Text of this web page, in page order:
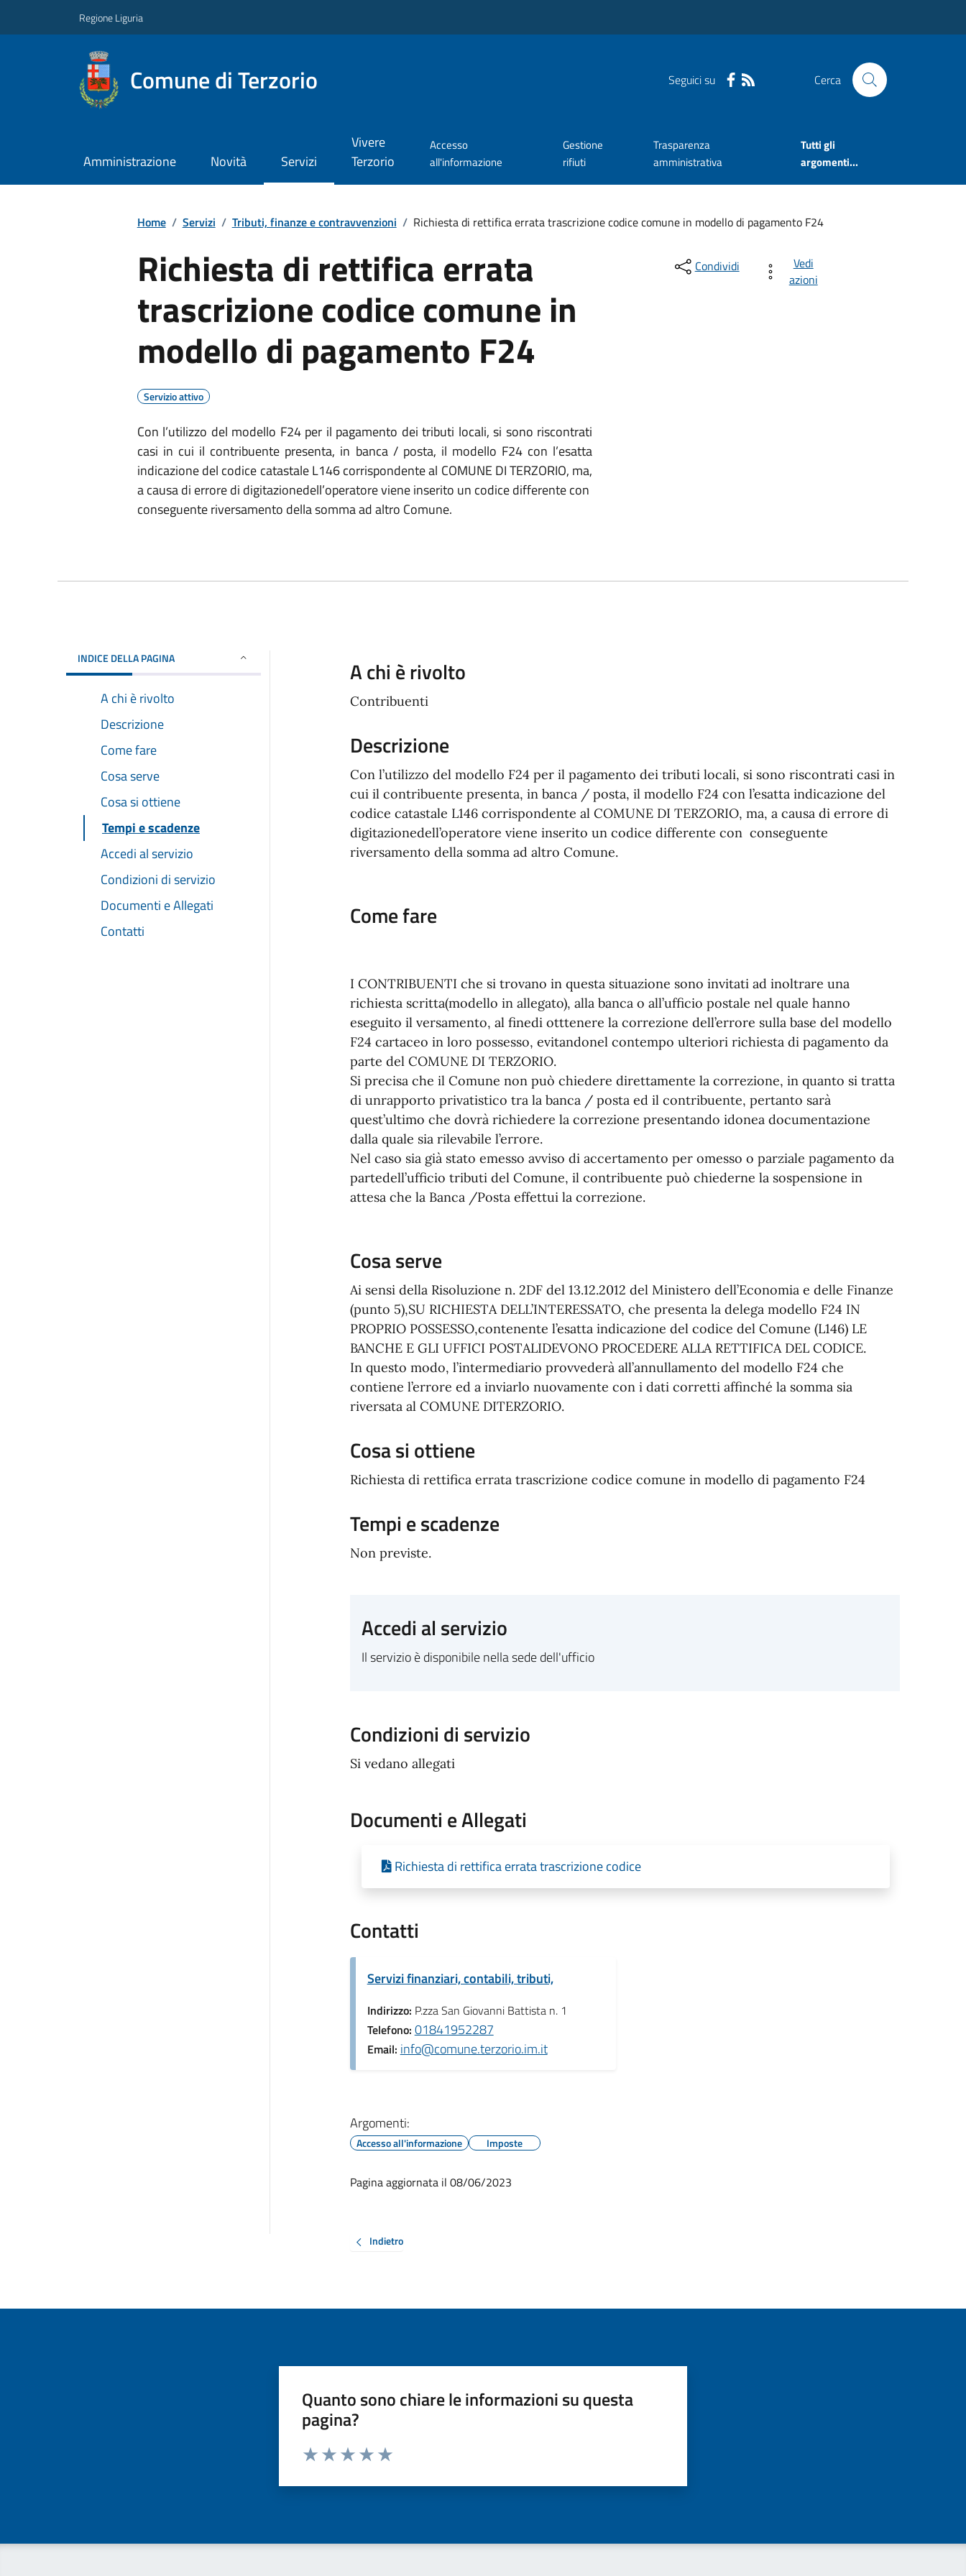
Regione Liguria
Comune di Terzorio Seguici su Cerca
Amministrazione Novità Servizi
Vivere
Terzorio
Accesso
all'informazione
Gestione
rifiuti
Trasparenza
amministrativa
Tutti gli
argomenti...
Home / Servizi / Tributi, finanze e contravvenzioni / Richiesta di rettifica errata trascrizione codice comune in modello di pagamento F24
Richiesta di rettifica errata
trascrizione codice comune in
modello di pagamento F24
Servizio attivo
Con l’utilizzo del modello F24 per il pagamento dei tributi locali, si sono riscontrati
casi in cui il contribuente presenta, in banca / posta, il modello F24 con l’esatta
indicazione del codice catastale L146 corrispondente al COMUNE DI TERZORIO, ma,
a causa di errore di digitazionedell’operatore viene inserito un codice differente con
conseguente riversamento della somma ad altro Comune.
Condividi
Vedi
azioni
INDICE DELLA PAGINA
A chi è rivolto
Descrizione
Come fare
Cosa serve
Cosa si ottiene
Tempi e scadenze
Accedi al servizio
Condizioni di servizio
Documenti e Allegati
Contatti
A chi è rivolto
Contribuenti
Descrizione
Con l’utilizzo del modello F24 per il pagamento dei tributi locali, si sono riscontrati casi in
cui il contribuente presenta, in banca / posta, il modello F24 con l’esatta indicazione del
codice catastale L146 corrispondente al COMUNE DI TERZORIO, ma, a causa di errore di
digitazionedell’operatore viene inserito un codice differente con conseguente
riversamento della somma ad altro Comune.
Come fare
I CONTRIBUENTI che si trovano in questa situazione sono invitati ad inoltrare una
richiesta scritta(modello in allegato), alla banca o all’ufficio postale nel quale hanno
eseguito il versamento, al finedi otttenere la correzione dell’errore sulla base del modello
F24 cartaceo in loro possesso, evitandonel contempo ulteriori richiesta di pagamento da
parte del COMUNE DI TERZORIO.
Si precisa che il Comune non può chiedere direttamente la correzione, in quanto si tratta
di unrapporto privatistico tra la banca / posta ed il contribuente, pertanto sarà
quest’ultimo che dovrà richiedere la correzione presentando idonea documentazione
dalla quale sia rilevabile l’errore.
Nel caso sia già stato emesso avviso di accertamento per omesso o parziale pagamento da
partedell’ufficio tributi del Comune, il contribuente può chiederne la sospensione in
attesa che la Banca /Posta effettui la correzione.
Cosa serve
Ai sensi della Risoluzione n. 2DF del 13.12.2012 del Ministero dell’Economia e delle Finanze
(punto 5),SU RICHIESTA DELL’INTERESSATO, che presenta la delega modello F24 IN
PROPRIO POSSESSO,contenente l’esatta indicazione del codice del Comune (L146) LE
BANCHE E GLI UFFICI POSTALIDEVONO PROCEDERE ALLA RETTIFICA DEL CODICE.
In questo modo, l’intermediario provvederà all’annullamento del modello F24 che
contiene l’errore ed a inviarlo nuovamente con i dati corretti affinché la somma sia
riversata al COMUNE DITERZORIO.
Cosa si ottiene
Richiesta di rettifica errata trascrizione codice comune in modello di pagamento F24
Tempi e scadenze
Non previste.
Accedi al servizio
Il servizio è disponibile nella sede dell'ufficio
Condizioni di servizio
Si vedano allegati
Documenti e Allegati
Richiesta di rettifica errata trascrizione codice
Contatti
Servizi finanziari, contabili, tributi,
Indirizzo: P.zza San Giovanni Battista n. 1
Telefono:01841952287
Email:info@comune.terzorio.im.it
Argomenti:
Accesso all'informazione Imposte
Pagina aggiornata il 08/06/2023
Indietro
Quanto sono chiare le informazioni su questa
pagina?
Valuta da 1 a 5 stelle la pagina